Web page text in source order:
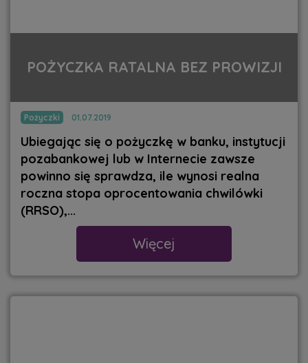
POŻYCZKA RATALNA BEZ PROWIZJI
Pożyczki 01.07.2019
Ubiegając się o pożyczkę w banku, instytucji
pozabankowej lub w Internecie zawsze
powinno się sprawdza, ile wynosi realna
roczna stopa oprocentowania chwilówki
(RRSO),...
Więcej